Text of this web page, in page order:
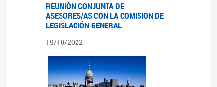
REUNIÓN CONJUNTA DE
ASESORES/AS CON LA COMISIÓN DE
LEGISLACIÓN GENERAL
19/10/2022